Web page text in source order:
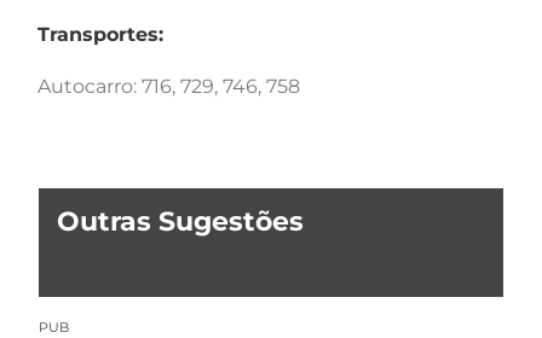
Transportes:
Autocarro: 716, 729, 746, 758
Outras Sugestões
PUB